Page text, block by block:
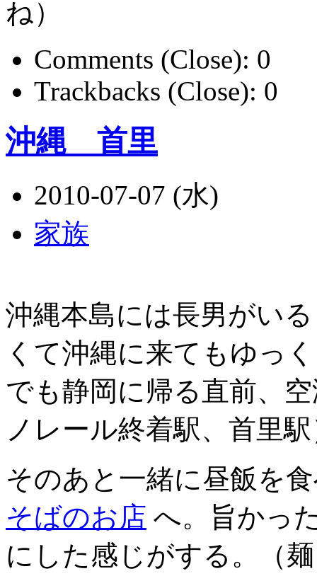
ね）
Comments (Close): 0
Trackbacks (Close): 0
沖縄 首里
2010-07-07 (水)
家族
沖縄本島には長男がい
くて沖縄に来てもゆっ
でも静岡に帰る直前、
ノレール終着駅、首里
そのあと一緒に昼飯を
そばのお店 へ。旨かっ
にした感じがする。（